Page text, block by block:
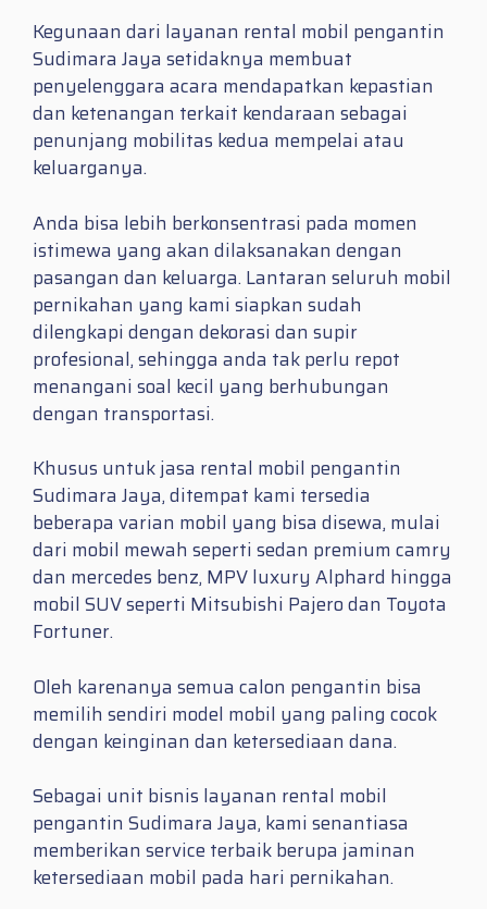
Kegunaan dari layanan rental mobil pengantin
Sudimara Jaya setidaknya membuat
penyelenggara acara mendapatkan kepastian
dan ketenangan terkait kendaraan sebagai
penunjang mobilitas kedua mempelai atau
keluarganya.
Anda bisa lebih berkonsentrasi pada momen
istimewa yang akan dilaksanakan dengan
pasangan dan keluarga. Lantaran seluruh mobil
pernikahan yang kami siapkan sudah
dilengkapi dengan dekorasi dan supir
profesional, sehingga anda tak perlu repot
menangani soal kecil yang berhubungan
dengan transportasi.
Khusus untuk jasa rental mobil pengantin
Sudimara Jaya, ditempat kami tersedia
beberapa varian mobil yang bisa disewa, mulai
dari mobil mewah seperti sedan premium camry
dan mercedes benz, MPV luxury Alphard hingga
mobil SUV seperti Mitsubishi Pajero dan Toyota
Fortuner.
Oleh karenanya semua calon pengantin bisa
memilih sendiri model mobil yang paling cocok
dengan keinginan dan ketersediaan dana.
Sebagai unit bisnis layanan rental mobil
pengantin Sudimara Jaya, kami senantiasa
memberikan service terbaik berupa jaminan
ketersediaan mobil pada hari pernikahan.